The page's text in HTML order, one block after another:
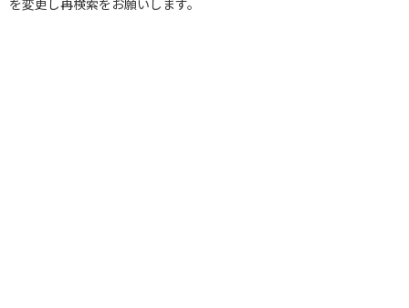
を変更し再検索をお願いします。